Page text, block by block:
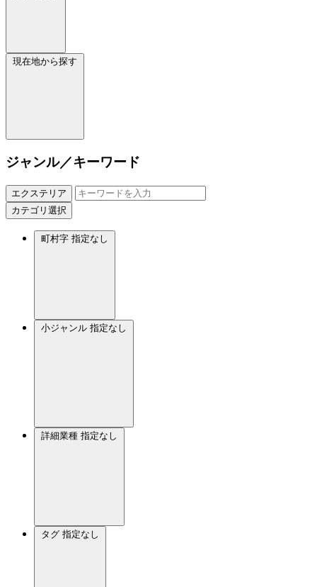
現在地から探す
ジャンル／キーワード
エクステリア
カテゴリ選択
町村字 指定なし
小ジャンル 指定なし
詳細業種 指定なし
タグ 指定なし